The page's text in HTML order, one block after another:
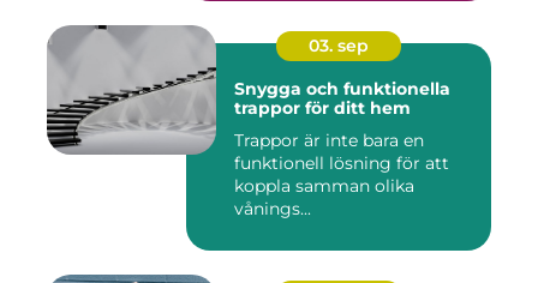
03. sep
Snygga och funktionella
trappor för ditt hem
Trappor är inte bara en
funktionell lösning för att
koppla samman olika
vånings...